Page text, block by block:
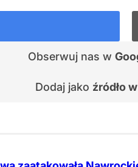
Obserwuj nas w
Dodaj jako źródło